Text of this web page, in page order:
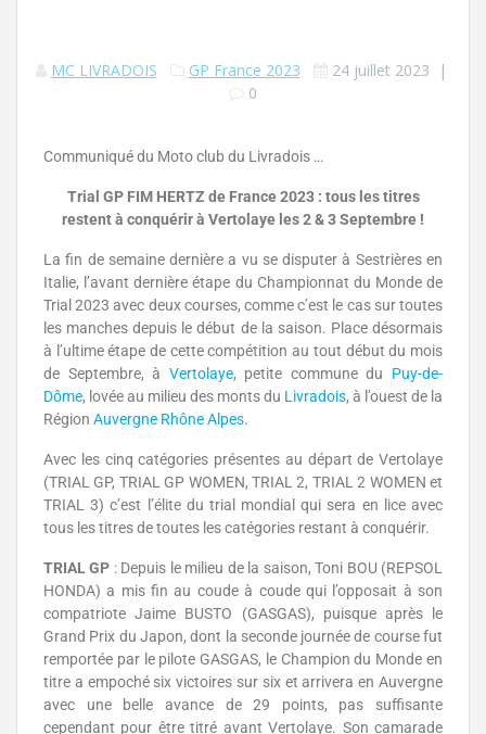
MC LIVRADOIS GP France 2023 24 juillet 2023 |
0
Communiqué du Moto club du Livradois …
Trial GP FIM HERTZ de France 2023 : tous les titres
restent à conquérir à Vertolaye les 2 & 3 Septembre !
La fin de semaine dernière a vu se disputer à Sestrières en
Italie, l’avant dernière étape du Championnat du Monde de
Trial 2023 avec deux courses, comme c’est le cas sur toutes
les manches depuis le début de la saison. Place désormais
à l’ultime étape de cette compétition au tout début du mois
de Septembre, à Vertolaye, petite commune du Puy-de-
Dôme, lovée au milieu des monts du Livradois, à l’ouest de la
Région Auvergne Rhône Alpes.
Avec les cinq catégories présentes au départ de Vertolaye
(TRIAL GP, TRIAL GP WOMEN, TRIAL 2, TRIAL 2 WOMEN et
TRIAL 3) c’est l’élite du trial mondial qui sera en lice avec
tous les titres de toutes les catégories restant à conquérir.
TRIAL GP : Depuis le milieu de la saison, Toni BOU (REPSOL
HONDA) a mis fin au coude à coude qui l’opposait à son
compatriote Jaime BUSTO (GASGAS), puisque après le
Grand Prix du Japon, dont la seconde journée de course fut
remportée par le pilote GASGAS, le Champion du Monde en
titre a empoché six victoires sur six et arrivera en Auvergne
avec une belle avance de 29 points, pas suffisante
cependant pour être titré avant Vertolaye. Son camarade